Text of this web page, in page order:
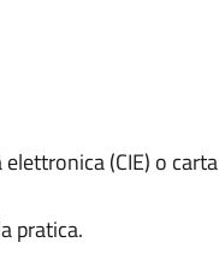
(CIE) o carta
pratica.